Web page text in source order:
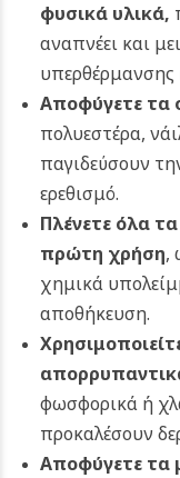
φυσικά υλικά,
αναπνέει και
υπερθέρμανσης
Αποφύγετε τα
πολυεστέρα,
παγιδεύσουν
ερεθισμό.
Πλένετε όλα
πρώτη χρήση,
χημικά
αποθήκευση.
φωσφορικά ή
προκαλέσουν
Αποφύγετε τα